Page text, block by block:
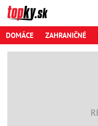
DOMÁCE ZAHRANIČNÉ